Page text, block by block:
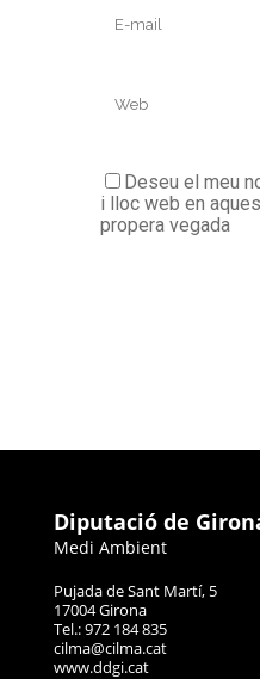
Deseu el meu
i lloc web en
propera vegada
Diputació de
Medi Ambient
Pujada de Sant Martí, 5
17004 Girona
Tel.: 972 184 835
cilma@cilma.cat
www.ddgi.cat